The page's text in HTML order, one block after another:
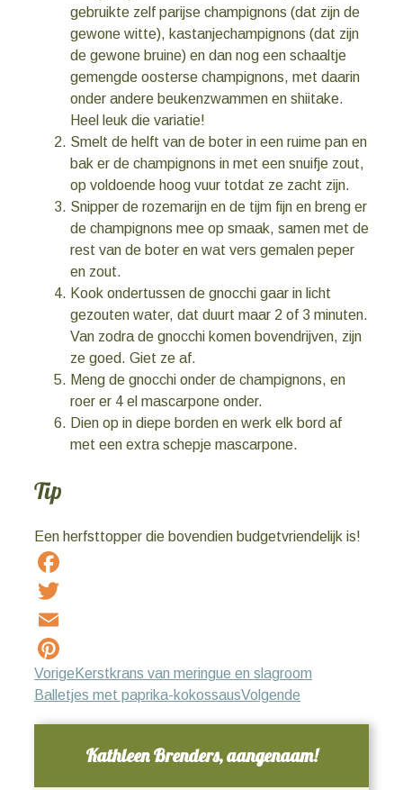
gebruikte zelf parijse champignons (dat zijn de
gewone witte), kastanjechampignons (dat zijn
de gewone bruine) en dan nog een schaaltje
gemengde oosterse champignons, met daarin
onder andere beukenzwammen en shiitake.
Heel leuk die variatie!
Smelt de helft van de boter in een ruime pan en
bak er de champignons in met een snuifje zout,
op voldoende hoog vuur totdat ze zacht zijn.
Snipper de rozemarijn en de tijm fijn en breng er
de champignons mee op smaak, samen met de
rest van de boter en wat vers gemalen peper
en zout.
Kook ondertussen de gnocchi gaar in licht
gezouten water, dat duurt maar 2 of 3 minuten.
Van zodra de gnocchi komen bovendrijven, zijn
ze goed. Giet ze af.
Meng de gnocchi onder de champignons, en
roer er 4 el mascarpone onder.
Dien op in diepe borden en werk elk bord af
met een extra schepje mascarpone.
Tip
Een herfsttopper die bovendien budgetvriendelijk is!
Facebook
Twitter
Email
Pinterest
Vorige Kerstkrans van meringue en slagroom
Balletjes met paprika-kokossausVolgende
Kathleen Brenders, aangenaam!